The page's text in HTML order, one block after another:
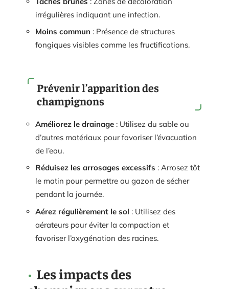
irrégulières indiquant une infection.
Moins commun : Présence de structures
fongiques visibles comme les fructifications.
Prévenir l’apparition des
champignons
Améliorez le drainage : Utilisez du sable ou
d’autres matériaux pour favoriser l’évacuation
de l’eau.
Réduisez les arrosages excessifs : Arrosez tôt
le matin pour permettre au gazon de sécher
pendant la journée.
Aérez régulièrement le sol : Utilisez des
aérateurs pour éviter la compaction et
favoriser l’oxygénation des racines.
Les impacts des